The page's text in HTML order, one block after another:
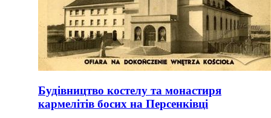
Будівництво костелу та монастиря
кармелітів босих на Персенківці